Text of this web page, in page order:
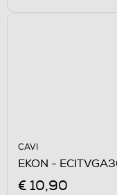
CAVI
EKON -
€ 10,90